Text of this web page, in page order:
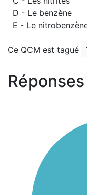
D - Le benzène
E - Le
Ce QCM est tagué